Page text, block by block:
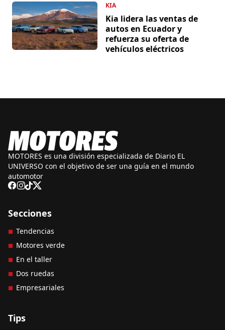
KIA
Kia lidera las ventas de
autos en Ecuador y
refuerza su oferta de
vehículos eléctricos
MOTORES es una división especializada de Diario EL
UNIVERSO con el objetivo de ser una guía en el mundo
automotor
Secciones
Tendencias
Motores verde
En el taller
Dos ruedas
Empresariales
Tips